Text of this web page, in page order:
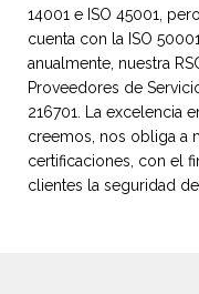
14001 e ISO 45001,
cuenta con la ISO
anualmente, nuestra
Proveedores de
216701. La excelencia
creemos, nos obliga a
certificaciones, con el
clientes la seguridad